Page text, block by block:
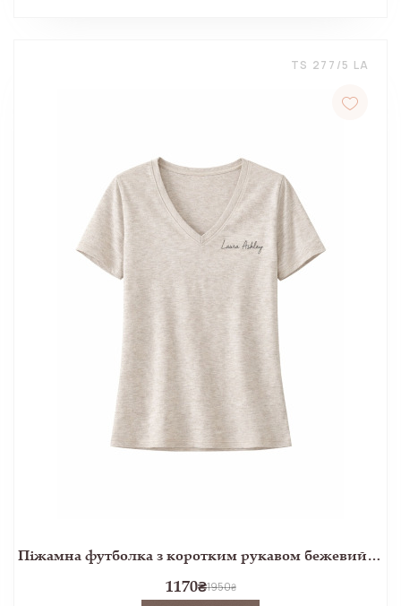
TS 277/5 LA
Піжамна футболка з коротким рукавом бежевий меланж
1170₴1950₴